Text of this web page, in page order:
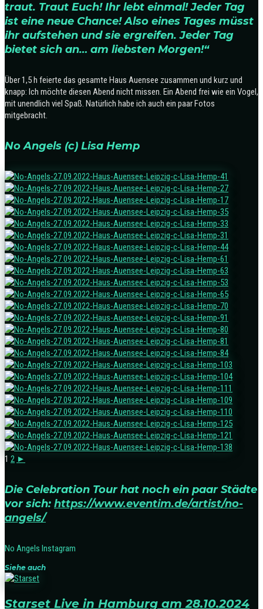
traut. Traut Euch! Ihr lebt einmal! Jeder Tag
ist eine neue Chance! Also eines Tages müsst
ihr aufstehen und sie ergreifen. Jeder Tag
bietet sich an… am liebsten Morgen!“
Über 1,5 h feierte das gesamte Haus Auensee zusammen und kurz und
knapp: Ich möchte diesen Abend nicht missen. Ein Abend frei wie ein Vogel,
mit unendlich viel Spaß. Natürlich habe ich auch ein paar Fotos
mitgebracht.
No Angels (c) Lisa Hemp
1 2 ►
Die Celebration Tour hat noch ein paar Städte
vor sich: https://www.eventim.de/artist/no-
angels/
No Angels Instagram
Siehe auch
Starset Live in Hamburg am 28.10.2024